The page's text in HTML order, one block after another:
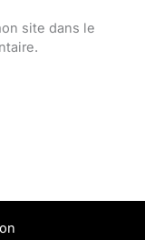
site dans le